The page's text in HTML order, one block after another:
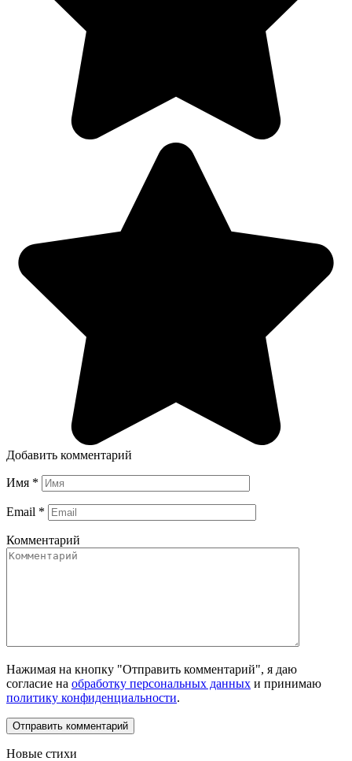
Добавить комментарий
Имя *
Email *
Комментарий
Нажимая на кнопку "Отправить комментарий", я даю
согласие на обработку персональных данных и принимаю
политику конфиденциальности.
Новые стихи